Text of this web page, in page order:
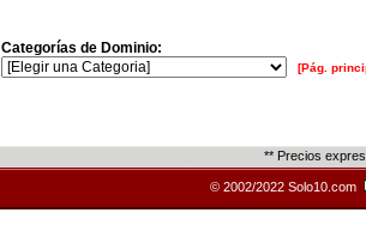
Categorías de Dominio:
[Pág.
** Precios
© 2002/2022 Solo10.com